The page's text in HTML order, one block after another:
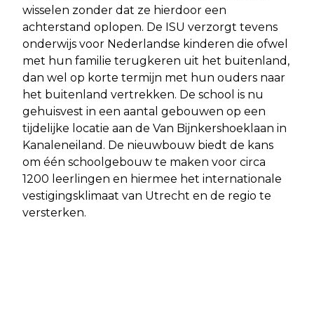
wisselen zonder dat ze hierdoor een
achterstand oplopen. De ISU verzorgt tevens
onderwijs voor Nederlandse kinderen die ofwel
met hun familie terugkeren uit het buitenland,
dan wel op korte termijn met hun ouders naar
het buitenland vertrekken. De school is nu
gehuisvest in een aantal gebouwen op een
tijdelijke locatie aan de Van Bijnkershoeklaan in
Kanaleneiland. De nieuwbouw biedt de kans
om één schoolgebouw te maken voor circa
1200 leerlingen en hiermee het internationale
vestigingsklimaat van Utrecht en de regio te
versterken.